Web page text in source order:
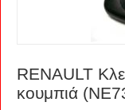
RENAULT
κουμπιά